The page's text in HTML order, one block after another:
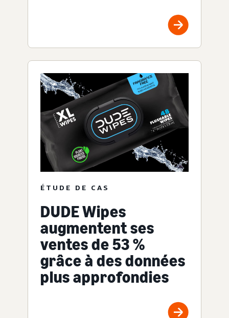
ÉTUDE DE CAS
DUDE Wipes
augmentent ses
ventes de 53 %
grâce à des données
plus approfondies